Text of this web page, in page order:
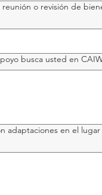
reunión o revisión de
busca usted en
adaptaciones en el